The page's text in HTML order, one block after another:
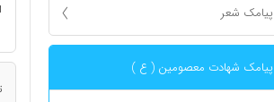
پیامک شعر
پیامک شهادت معصومين ( ع )